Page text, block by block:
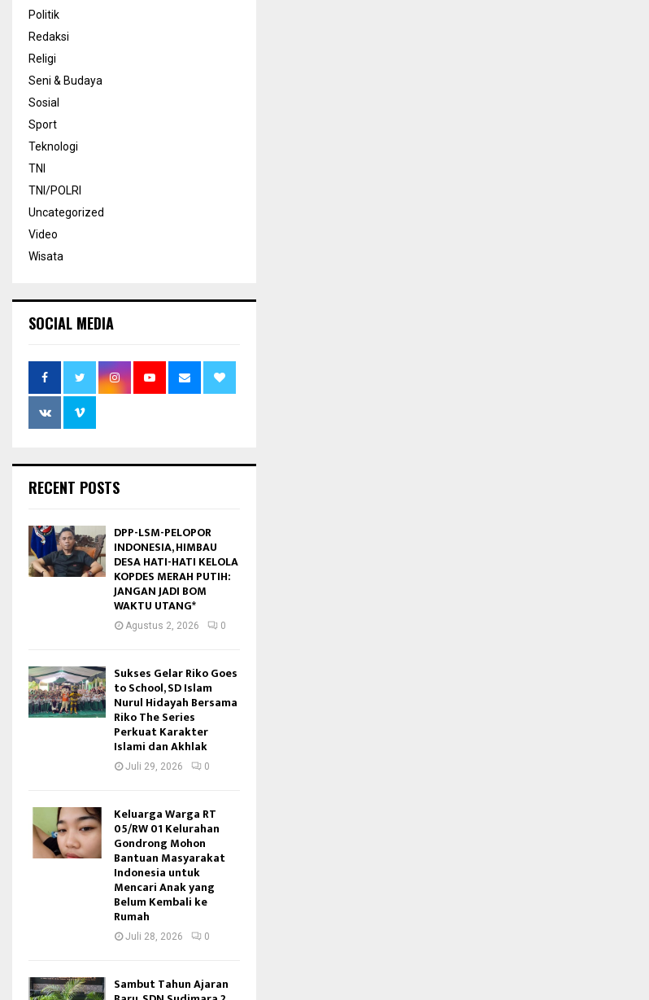
Politik
Redaksi
Religi
Seni & Budaya
Sosial
Sport
Teknologi
TNI
TNI/POLRI
Uncategorized
Video
Wisata
SOCIAL MEDIA
RECENT POSTS
DPP-LSM-PELOPOR
INDONESIA, HIMBAU
DESA HATI-HATI KELOLA
KOPDES MERAH PUTIH:
JANGAN JADI BOM
WAKTU UTANG*
Agustus 2, 2026 0
Sukses Gelar Riko Goes
to School, SD Islam
Nurul Hidayah Bersama
Riko The Series
Perkuat Karakter
Islami dan Akhlak
Juli 29, 2026 0
Keluarga Warga RT
05/RW 01 Kelurahan
Gondrong Mohon
Bantuan Masyarakat
Indonesia untuk
Mencari Anak yang
Belum Kembali ke
Rumah
Juli 28, 2026 0
Sambut Tahun Ajaran